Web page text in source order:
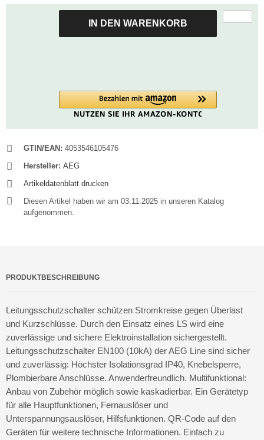
IN DEN WARENKORB
GTIN/EAN: 4053546105476
Hersteller: AEG
Artikeldatenblatt drucken
Diesen Artikel haben wir am 03.11.2025 in unseren Katalog
aufgenommen.
PRODUKTBESCHREIBUNG
Leitungsschutzschalter schützen Stromkreise gegen Überlast
und Kurzschlüsse. Durch den Einsatz eines LS wird eine
zuverlässige und sichere Elektroinstallation sichergestellt.
Leitungsschutzschalter EN100 (10kA) der AEG Line sind sicher
und zuverlässig: Höchster Isolationsgrad IP40, Knebelsperre,
Plombierbare Anschlüsse. Anwenderfreundlich. Multifunktional:
Anbau von Zubehör möglich sowie kaskadierbar. Ein Gerätetyp
für alle Hauptfunktionen, Fernauslöser und
Unterspannungsauslöser, Hilfsfunktionen. QR-Code auf den
Geräten für weitere technische Informationen. Einfach zu